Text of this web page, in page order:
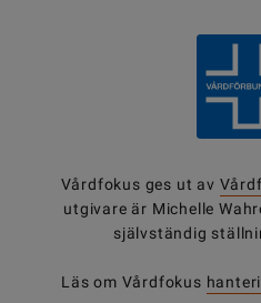
Vårdfokus ges ut av
utgivare är Michelle
självständig
Läs om Vårdfokus